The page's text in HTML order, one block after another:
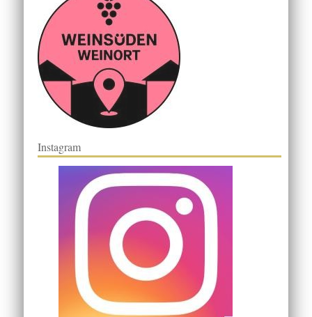
Instagram